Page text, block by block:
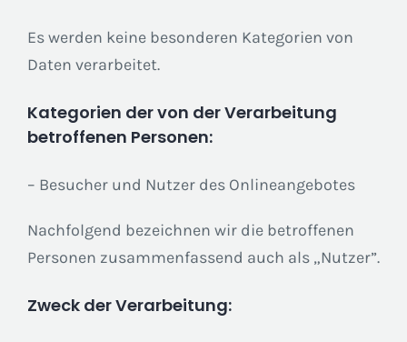
Es werden keine besonderen Kategorien von
Daten verarbeitet.
Kategorien der von der Verarbeitung
betroffenen Personen:
– Besucher und Nutzer des Onlineangebotes
Nachfolgend bezeichnen wir die betroffenen
Personen zusammenfassend auch als „Nutzer”.
Zweck der Verarbeitung: